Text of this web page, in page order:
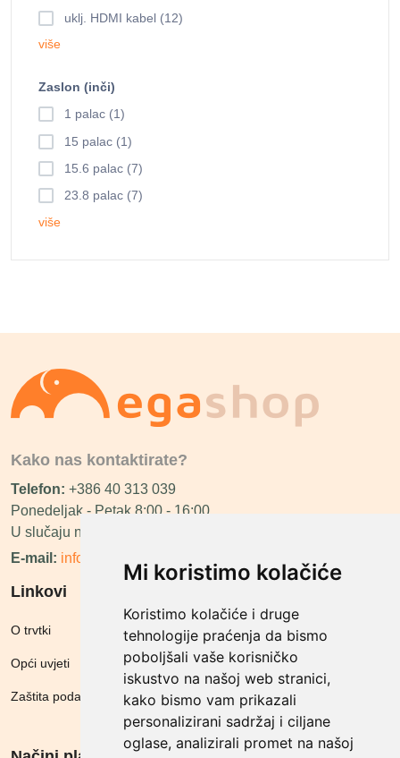
Mi koristimo kolačiće
Koristimo kolačiće i druge
tehnologije praćenja da bismo
poboljšali vaše korisničko
iskustvo na našoj web stranici,
kako bismo vam prikazali
personalizirani sadržaj i ciljane
oglase, analizirali promet na našoj
uklj. HDMI kabel (12)
više
Zaslon (inči)
1 palac (1)
15 palac (1)
15.6 palac (7)
23.8 palac (7)
više
Kako nas kontaktirate?
Telefon: +386 40 313 039
Ponedeljak - Petak 8:00 - 16:00
U slučaju neraspoloživosti ćemo vas nazvati.
E-mail: info@megashop.hr
Linkovi
O trvtki
Opći uvjeti
Zaštita podataka